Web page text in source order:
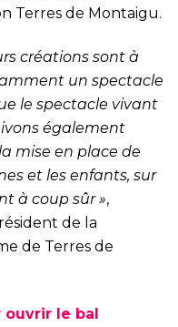
Terres de Montaigu.
créations sont à
un spectacle
le spectacle vivant
également
mise en place de
et les enfants, sur
à coup sûr »,
de la
de Terres de
le bal